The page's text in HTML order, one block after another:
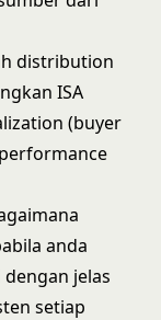
distribution
ISA
(buyer
anda
jelas
setiap